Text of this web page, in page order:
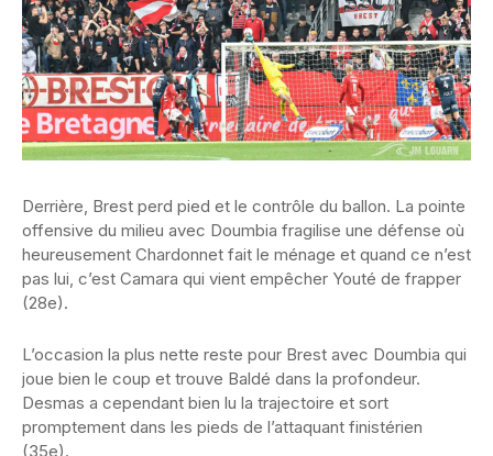
Derrière, Brest perd pied et le contrôle du ballon. La pointe
offensive du milieu avec Doumbia fragilise une défense où
heureusement Chardonnet fait le ménage et quand ce n’est
pas lui, c’est Camara qui vient empêcher Youté de frapper
(28e).
L’occasion la plus nette reste pour Brest avec Doumbia qui
joue bien le coup et trouve Baldé dans la profondeur.
Desmas a cependant bien lu la trajectoire et sort
promptement dans les pieds de l’attaquant finistérien
(35e).